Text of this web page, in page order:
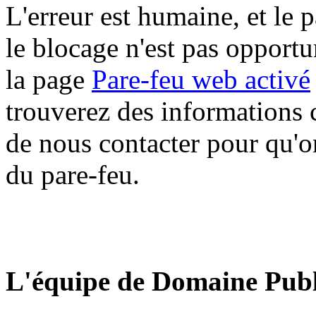
L'erreur est humaine, et le
le blocage n'est pas
la page Pare-feu web activé
trouverez des informations
de nous contacter pour
du pare-feu.
L'équipe de Domaine